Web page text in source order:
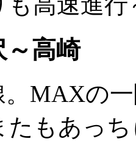
～高崎
。MAXの
たもあっ